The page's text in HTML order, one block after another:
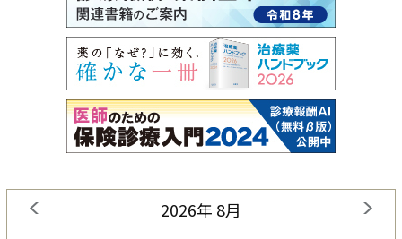
2026年 8月